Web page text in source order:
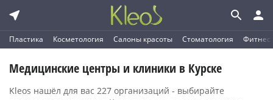
Пластика Косметология Салоны красоты Стоматология Фитнес
Медицинские центры и клиники в Курске
Kleos нашёл для вас 227 организаций - выбирайте